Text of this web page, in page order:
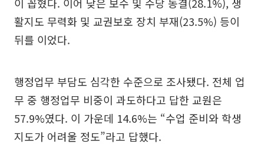
활지도 무력화 및 교권보호 장치 부재(23.5%) 등이
뒤를 이었다.
행정업무 부담도 심각한 수준으로 조사됐다. 전체 업
무 중 행정업무 비중이 과도하다고 답한 교원은
57.9%였다. 이 가운데 14.6%는 “수업 준비와 학생
지도가 어려울 정도”라고 답했다.